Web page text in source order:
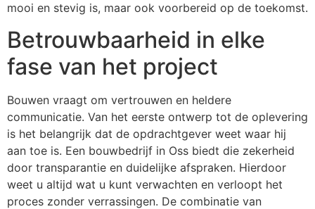
mooi en stevig is, maar ook voorbereid op de toekomst.
Betrouwbaarheid in elke
fase van het project
Bouwen vraagt om vertrouwen en heldere
communicatie. Van het eerste ontwerp tot de oplevering
is het belangrijk dat de opdrachtgever weet waar hij
aan toe is. Een bouwbedrijf in Oss biedt die zekerheid
door transparantie en duidelijke afspraken. Hierdoor
weet u altijd wat u kunt verwachten en verloopt het
proces zonder verrassingen. De combinatie van